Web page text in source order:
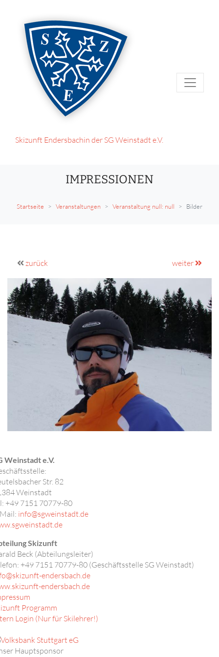
Skizunft Endersbachin der SG Weinstadt e.V.
IMPRESSIONEN
Startseite Veranstaltungen Veranstaltung null: null Bilder
zurück weiter
Weinstadt e.V.
Str. 82
Weinstadt
+49 7151 70779-80
info@sgweinstadt.de
Skizunft
Beck (Abteilungsleiter)
+49 7151 70779-80 (Geschäftsstelle SG Weinstadt)
endersbach.de
endersbach.de
Programm
Login (Nur für Skilehrer!)
Hauptsponsor